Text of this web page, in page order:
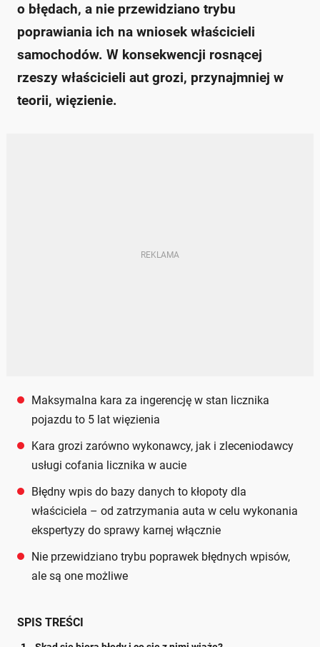
o błędach, a nie przewidziano trybu
poprawiania ich na wniosek właścicieli
samochodów. W konsekwencji rosnącej
rzeszy właścicieli aut grozi, przynajmniej w
teorii, więzienie.
Maksymalna kara za ingerencję w stan licznika
pojazdu to 5 lat więzienia
Kara grozi zarówno wykonawcy, jak i zleceniodawcy
usługi cofania licznika w aucie
Błędny wpis do bazy danych to kłopoty dla
właściciela – od zatrzymania auta w celu wykonania
ekspertyzy do sprawy karnej włącznie
Nie przewidziano trybu poprawek błędnych wpisów,
ale są one możliwe
SPIS TREŚCI